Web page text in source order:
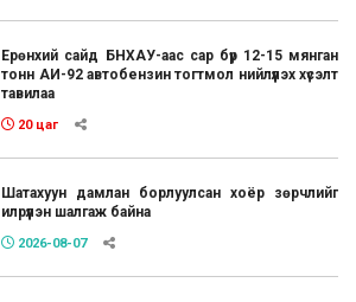
Ерөнхий сайд БНХАУ-аас сар бүр 12-15 мянган
тонн АИ-92 автобензин тогтмол нийлүүлэх хүсэлт
тавилаа
20 цаг
Шатахуун дамлан борлуулсан хоёр зөрчлийг
илрүүлэн шалгаж байна
2026-08-07